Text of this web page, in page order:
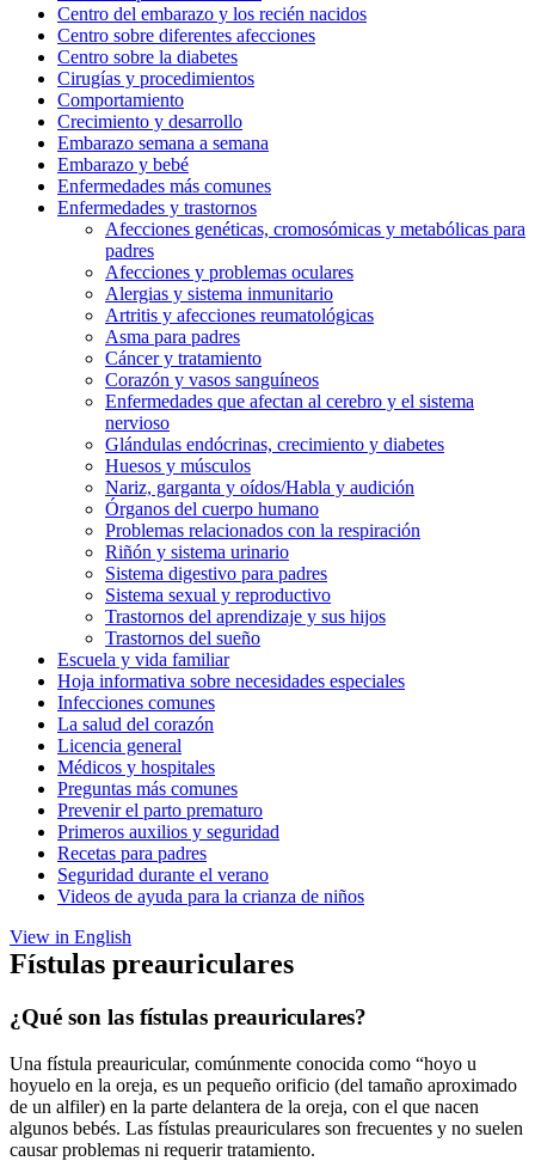
Centro del embarazo y los recién nacidos
Centro sobre diferentes afecciones
Centro sobre la diabetes
Cirugías y procedimientos
Comportamiento
Crecimiento y desarrollo
Embarazo semana a semana
Embarazo y bebé
Enfermedades más comunes
Enfermedades y trastornos
Afecciones genéticas, cromosómicas y metabólicas para
padres
Afecciones y problemas oculares
Alergias y sistema inmunitario
Artritis y afecciones reumatológicas
Asma para padres
Cáncer y tratamiento
Corazón y vasos sanguíneos
Enfermedades que afectan al cerebro y el sistema
nervioso
Glándulas endócrinas, crecimiento y diabetes
Huesos y músculos
Nariz, garganta y oídos/Habla y audición
Órganos del cuerpo humano
Problemas relacionados con la respiración
Riñón y sistema urinario
Sistema digestivo para padres
Sistema sexual y reproductivo
Trastornos del aprendizaje y sus hijos
Trastornos del sueño
Escuela y vida familiar
Hoja informativa sobre necesidades especiales
Infecciones comunes
La salud del corazón
Licencia general
Médicos y hospitales
Preguntas más comunes
Prevenir el parto prematuro
Primeros auxilios y seguridad
Recetas para padres
Seguridad durante el verano
Videos de ayuda para la crianza de niños
View in English
Fístulas preauriculares
¿Qué son las fístulas preauriculares?
Una fístula preauricular, comúnmente conocida como “hoyo u
hoyuelo en la oreja, es un pequeño orificio (del tamaño aproximado
de un alfiler) en la parte delantera de la oreja, con el que nacen
algunos bebés. Las fístulas preauriculares son frecuentes y no suelen
causar problemas ni requerir tratamiento.